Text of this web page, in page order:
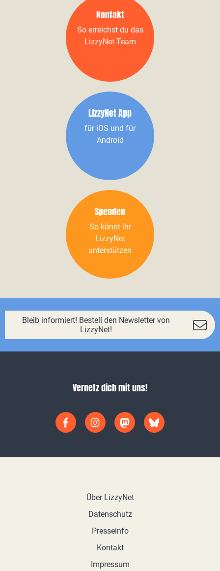
Kontakt
So erreichst du das
LizzyNet-Team
LizzyNet App
für iOS und für
Android
Spenden
So könnt ihr
LizzyNet
unterstützen
Bleib informiert! Bestell den Newsletter von
LizzyNet!
Vernetz dich mit uns!
Über LizzyNet
Datenschutz
Presseinfo
Kontakt
Impressum